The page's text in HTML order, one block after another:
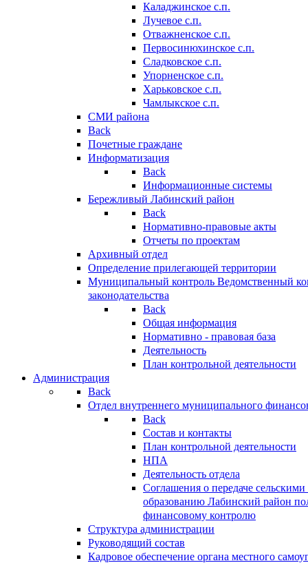
Каладжинское с.п.
Лучевое с.п.
Отважненское с.п.
Первосинюхинское с.п.
Сладковское с.п.
Упорненское с.п.
Харьковское с.п.
Чамлыкское с.п.
СМИ района
Back
Почетные граждане
Информатизация
Back
Информационные системы
Бережливый Лабинский район
Back
Нормативно-правовые акты
Отчеты по проектам
Архивный отдел
Определение прилегающей территории
Муниципальный контроль Ведомственный
законодательства
Back
Общая информация
Нормативно - правовая база
Деятельность
План контрольной деятельности
Администрация
Back
Отдел внутреннего муниципального
Back
Состав и контакты
План контрольной деятельности
НПА
Деятельность отдела
Соглашения о передаче
образованию Лабинский район
финансовому контролю
Структура администрации
Руководящий состав
Кадровое обеспечение органа местного